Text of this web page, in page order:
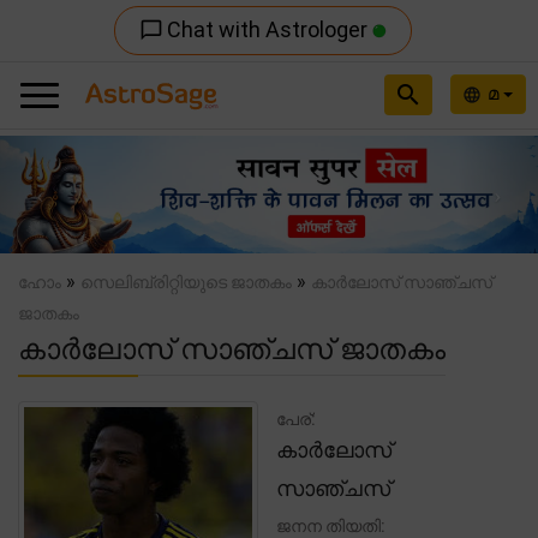
chat_bubble_outline Chat with Astrologer
language മ
search
Previous
ഹോം » സെലിബ്രിറ്റിയുടെ ജാതകം » കാർലോസ് സാഞ്ചസ്
ജാതകം
കാർലോസ് സാഞ്ചസ് ജാതകം
പേര്:
കാർലോസ്
സാഞ്ചസ്
ജനന തിയതി: